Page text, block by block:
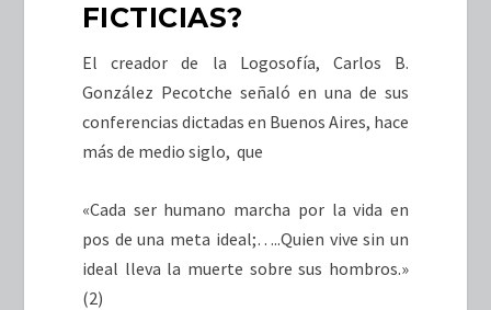
FICTICIAS?
El creador de la Logosofía, Carlos B.
González Pecotche señaló en una de sus
conferencias dictadas en Buenos Aires, hace
más de medio siglo, que
«Cada ser humano marcha por la vida en
pos de una meta ideal;…..Quien vive sin un
ideal lleva la muerte sobre sus hombros.»
(2)